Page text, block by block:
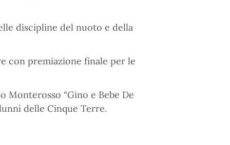
discipline del nuoto e della
con premiazione finale per le
Monterosso “Gino e Bebe De
delle Cinque Terre.